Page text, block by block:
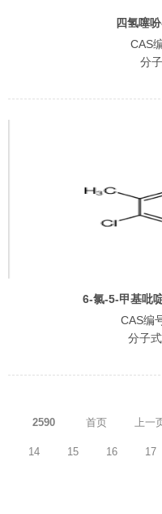
四氢噻
CAS
分
6-氯-5-甲基吡
CAS编
分子
2590 首页 上一
14 15 16 17